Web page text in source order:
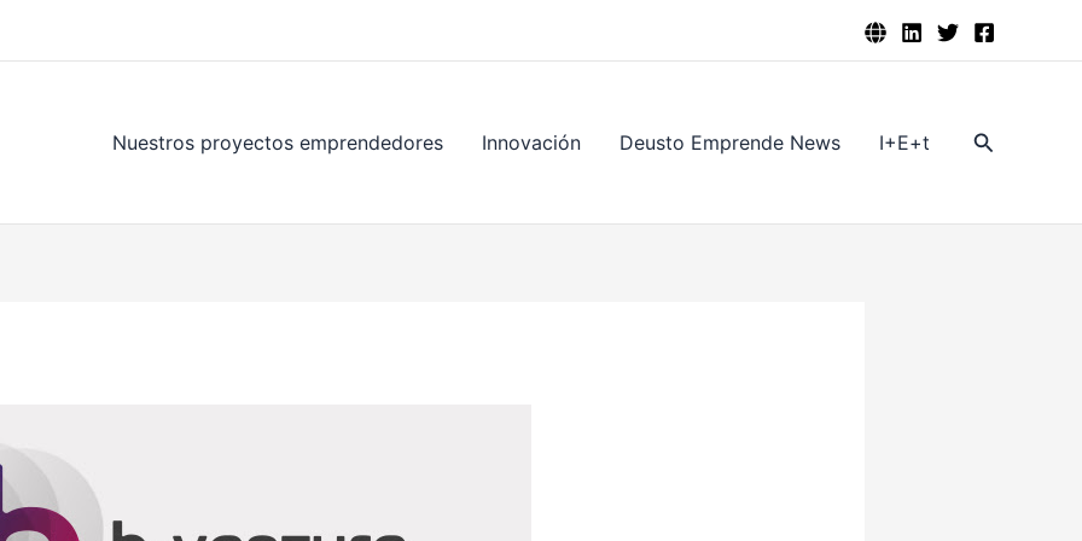
Nuestros proyectos emprendedores Innovación Deusto Emprende News I+E+t Buscar